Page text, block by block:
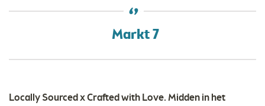
Markt 7
Locally Sourced x Crafted with Love. Midden in het